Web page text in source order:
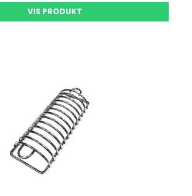
VIS PRODUKT